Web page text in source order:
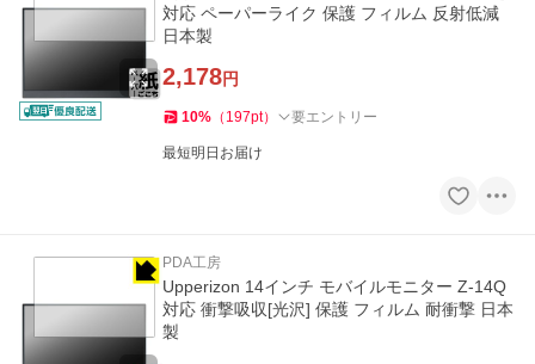
対応 ペーパーライク 保護 フィルム 反射低減
日本製
2,178円
10% （ 197pt） 要エントリー
最短明日お届け
PDA工房
Upperizon 14インチ モバイルモニター Z-14Q
対応 衝撃吸収[光沢] 保護 フィルム 耐衝撃 日本
製